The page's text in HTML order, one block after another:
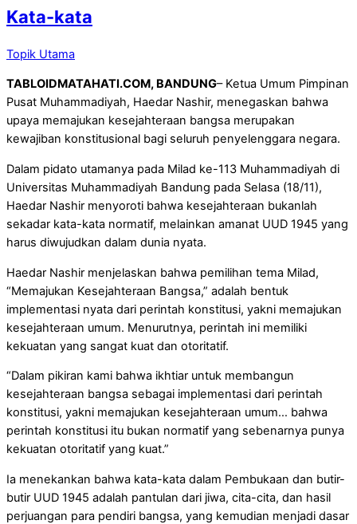
Kata-kata
Topik Utama
TABLOIDMATAHATI.COM, BANDUNG– Ketua Umum Pimpinan
Pusat Muhammadiyah, Haedar Nashir, menegaskan bahwa
upaya memajukan kesejahteraan bangsa merupakan
kewajiban konstitusional bagi seluruh penyelenggara negara.
Dalam pidato utamanya pada Milad ke-113 Muhammadiyah di
Universitas Muhammadiyah Bandung pada Selasa (18/11),
Haedar Nashir menyoroti bahwa kesejahteraan bukanlah
sekadar kata-kata normatif, melainkan amanat UUD 1945 yang
harus diwujudkan dalam dunia nyata.
Haedar Nashir menjelaskan bahwa pemilihan tema Milad,
“Memajukan Kesejahteraan Bangsa,” adalah bentuk
implementasi nyata dari perintah konstitusi, yakni memajukan
kesejahteraan umum. Menurutnya, perintah ini memiliki
kekuatan yang sangat kuat dan otoritatif.
“Dalam pikiran kami bahwa ikhtiar untuk membangun
kesejahteraan bangsa sebagai implementasi dari perintah
konstitusi, yakni memajukan kesejahteraan umum… bahwa
perintah konstitusi itu bukan normatif yang sebenarnya punya
kekuatan otoritatif yang kuat.”
Ia menekankan bahwa kata-kata dalam Pembukaan dan butir-
butir UUD 1945 adalah pantulan dari jiwa, cita-cita, dan hasil
perjuangan para pendiri bangsa, yang kemudian menjadi dasar